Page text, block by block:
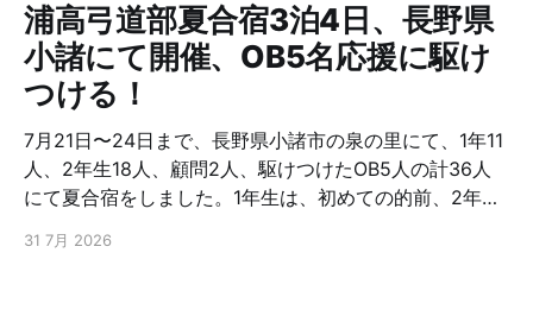
浦高弓道部夏合宿3泊4日、長野県
小諸にて開催、OB5名応援に駆け
つける！
7月21日〜24日まで、長野県小諸市の泉の里にて、1年11
人、2年生18人、顧問2人、駆けつけたOB5人の計36人
にて夏合宿をしました。1年生は、初めての的前、2年生
れ、またOB含めたトーナメントをしたりと交流を深めた
31 7月 2026